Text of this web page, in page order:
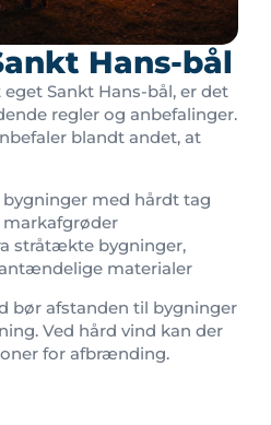
Hans-bål
Sankt Hans-bål, er det
regler og anbefalinger.
blandt andet, at
med hårdt tag
markafgrøder
stråtækte bygninger,
materialer
bør afstanden til bygninger
Ved hård vind kan der
for afbrænding.